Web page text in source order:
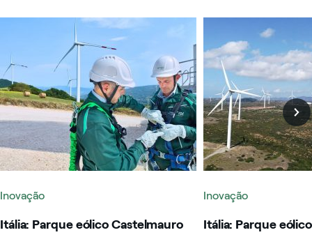
Itália: Parque eólico Castelmauro
Inovação
Itália: Parque eólico Castelmauro
Inovação
Itália: Parque